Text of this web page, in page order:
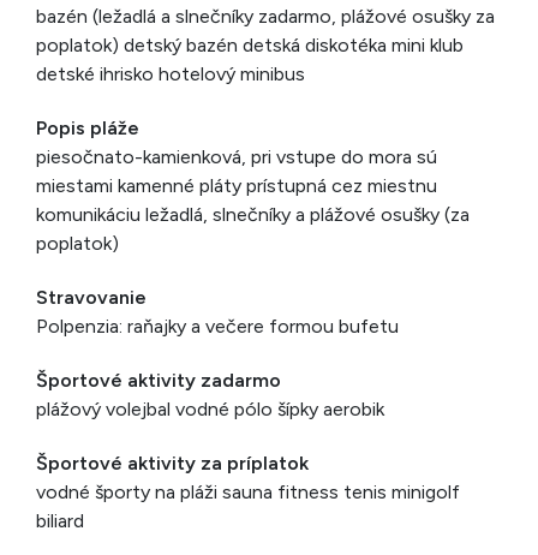
bazén (ležadlá a slnečníky zadarmo, plážové osušky za
poplatok) detský bazén detská diskotéka mini klub
detské ihrisko hotelový minibus
Popis pláže
piesočnato-kamienková, pri vstupe do mora sú
miestami kamenné pláty prístupná cez miestnu
komunikáciu ležadlá, slnečníky a plážové osušky (za
poplatok)
Stravovanie
Polpenzia: raňajky a večere formou bufetu
Športové aktivity zadarmo
plážový volejbal vodné pólo šípky aerobik
Športové aktivity za príplatok
vodné športy na pláži sauna fitness tenis minigolf
biliard